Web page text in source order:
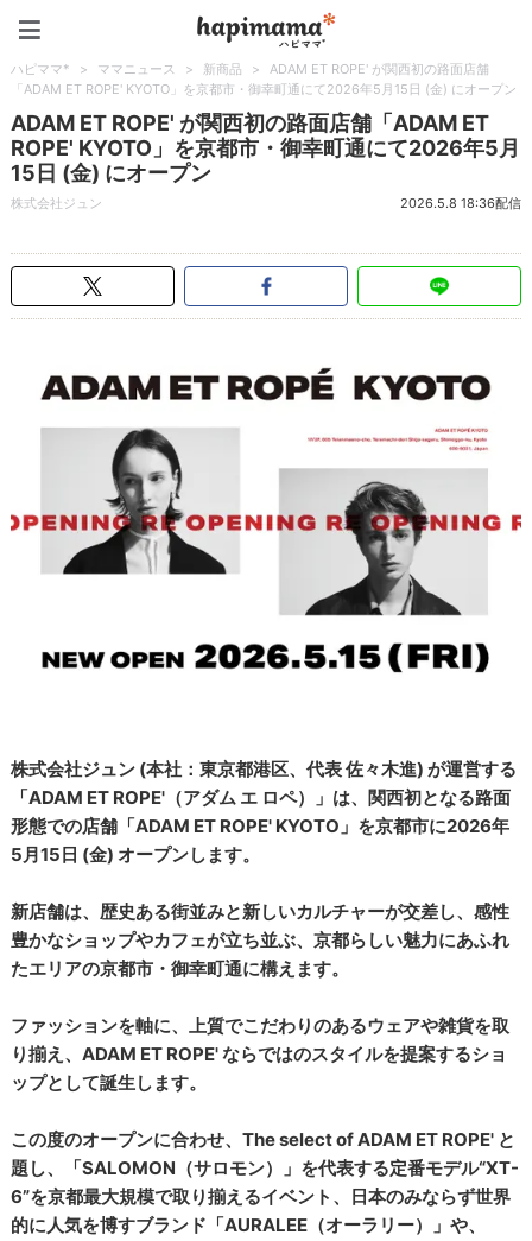
ハピママ* > ママニュース > 新商品 >
ADAM ET ROPE' が関西初の路面店舗
「ADAM ET ROPE' KYOTO」を京都市・御幸町通にて2026年5月15日 (金) にオープン
ADAM ET ROPE' が関西初の路面店舗「ADAM ET
ROPE' KYOTO」を京都市・御幸町通にて2026年5月
15日 (金) にオープン
株式会社ジュン 2026.5.8 18:36配信
株式会社ジュン (本社：東京都港区、代表 佐々木進) が運営する
「ADAM ET ROPE'（アダム エ ロペ）」は、関西初となる路面
形態での店舗「ADAM ET ROPE' KYOTO」を京都市に2026年
5月15日 (金) オープンします。
新店舗は、歴史ある街並みと新しいカルチャーが交差し、感性
豊かなショップやカフェが立ち並ぶ、京都らしい魅力にあふれ
たエリアの京都市・御幸町通に構えます。
ファッションを軸に、上質でこだわりのあるウェアや雑貨を取
り揃え、ADAM ET ROPE' ならではのスタイルを提案するショ
ップとして誕生します。
この度のオープンに合わせ、The select of ADAM ET ROPE' と
題し、「SALOMON（サロモン）」を代表する定番モデル“XT-
6”を京都最大規模で取り揃えるイベント、日本のみならず世界
的に人気を博すブランド「AURALEE（オーラリー）」や、